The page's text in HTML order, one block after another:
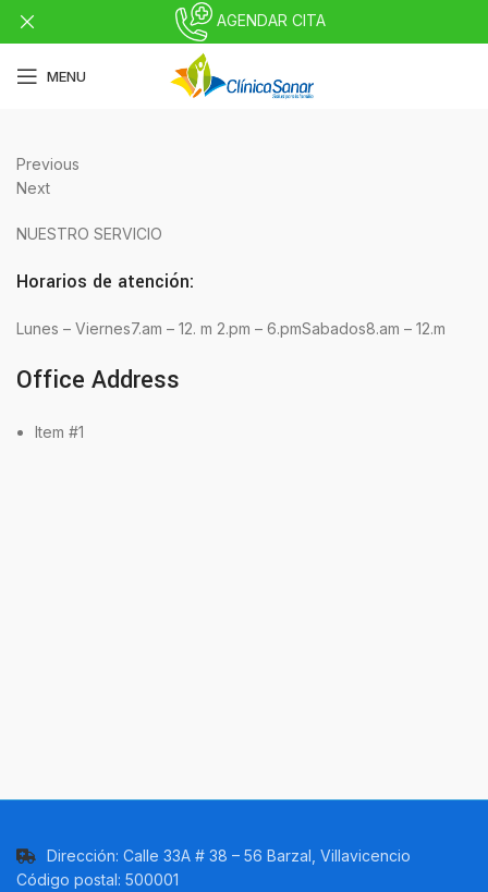
MENU
Previous
Next
NUESTRO SERVICIO
Horarios de atención:
Lunes – Viernes7.am – 12. m 2.pm – 6.pmSabados8.am – 12.m
Office Address
Item #1
Dirección: Calle 33A # 38 – 56 Barzal, Villavicencio
Código postal: 500001
AGENDAR CITA